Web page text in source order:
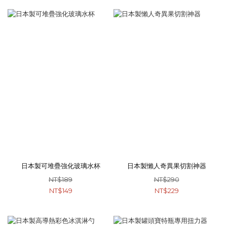
日本製可堆疊強化玻璃水杯
NT$189
NT$149
日本製懶人奇異果切割神器
NT$290
NT$229